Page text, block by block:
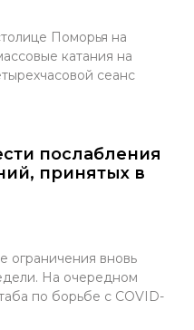
Поморья на
катания на
сеанс
послабления
принятых в
ограничения вновь
На очередном
по борьбе с COVID-